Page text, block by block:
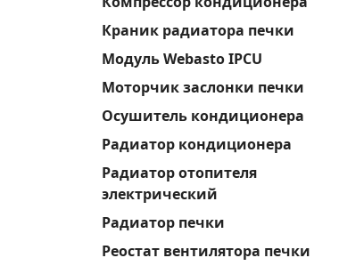
Краник радиатора печки
Модуль Webasto IPCU
Моторчик заслонки печки
Осушитель кондиционера
Радиатор кондиционера
Радиатор отопителя
электрический
Радиатор печки
Реостат вентилятора печки